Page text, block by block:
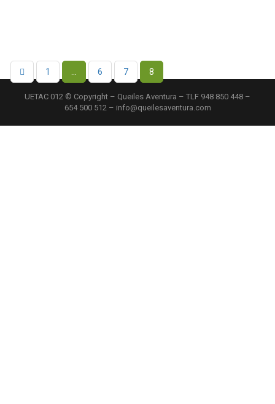
1 6 7 8
UETAC 012 © Copyright – Queiles Aventura – TLF 948 850 448 –
654 500 512 – info@queilesaventura.com